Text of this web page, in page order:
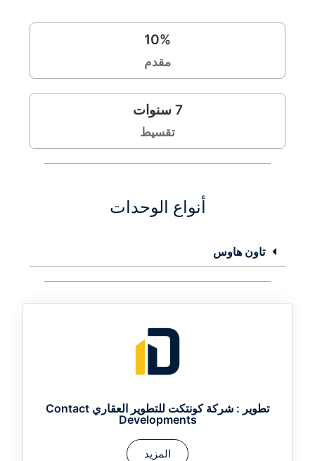
10%
مقدم
7 سنوات
تقسيط
أنواع الوحدات
تاون هاوس
تطوير :
شركة كونتكت للتطوير العقاري Contact
Developments
المزيد